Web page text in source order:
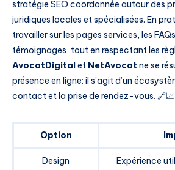
stratégie SEO coordonnée autour des
juridiques locales et spécialisées. En
travailler sur les pages services, les
témoignages, tout en respectant les
AvocatDigital et NetAvocat ne se
présence en ligne: il s’agit d’un
contact et la prise de rendez-vous. 🔗📈
Option
Design
Expérience